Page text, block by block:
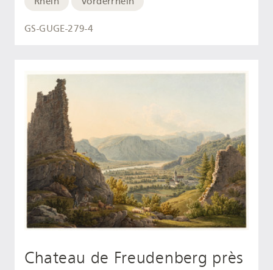
GS-GUGE-279-4
Chateau de Freudenberg près